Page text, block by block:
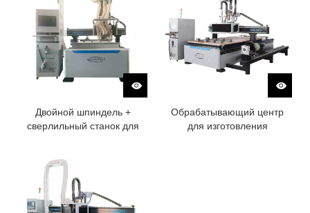
Двойной шпиндель +
сверлильный станок для
Обрабатывающий центр
для изготовления